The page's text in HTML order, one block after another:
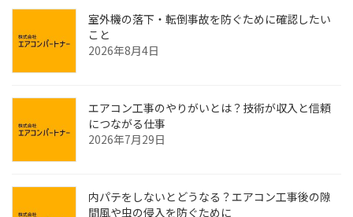
室外機の落下・転倒事故を防ぐために確認したい
こと
2026年8月4日
エアコン工事のやりがいとは？技術が収入と信頼
につながる仕事
2026年7月29日
内パテをしないとどうなる？エアコン工事後の隙
間風や虫の侵入を防ぐために